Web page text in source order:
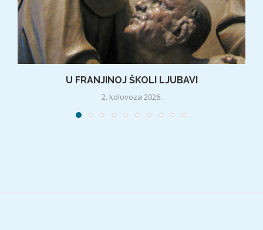
U FRANJINOJ ŠKOLI LJUBAVI
2. kolovoza 2026.